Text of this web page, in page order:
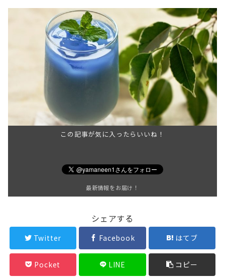
この記事が気に入ったらいいね！
最新情報をお届け！
シェアする
Twitter Facebook はてブ
Pocket LINE コピー